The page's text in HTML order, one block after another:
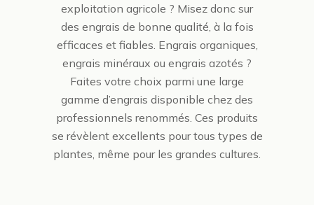
exploitation agricole ? Misez donc sur
des engrais de bonne qualité, à la fois
efficaces et fiables. Engrais organiques,
engrais minéraux ou engrais azotés ?
Faites votre choix parmi une large
gamme d’engrais disponible chez des
professionnels renommés. Ces produits
se révèlent excellents pour tous types de
plantes, même pour les grandes cultures.